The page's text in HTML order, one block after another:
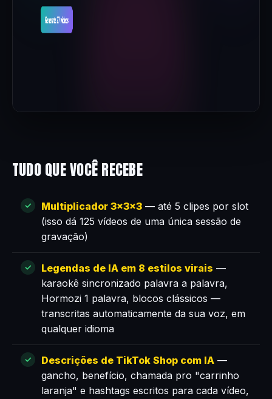
TUDO QUE VOCÊ RECEBE
Multiplicador 3×3×3 — até 5 clipes por slot
(isso dá 125 vídeos de uma única sessão de
gravação)
Legendas de IA em 8 estilos virais —
karaokê sincronizado palavra a palavra,
Hormozi 1 palavra, blocos clássicos —
transcritas automaticamente da sua voz, em
qualquer idioma
Descrições de TikTok Shop com IA —
gancho, benefício, chamada pro "carrinho
laranja" e hashtags escritos para cada vídeo,